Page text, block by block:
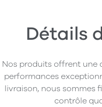
Détails
Nos produits offrent une
performances
livraison, nous sommes
contrôle